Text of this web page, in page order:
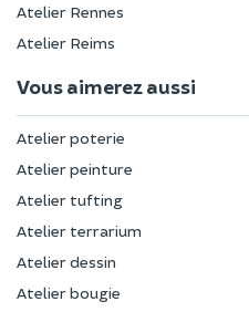
Atelier Rennes
Atelier Reims
Vous aimerez aussi
Atelier poterie
Atelier peinture
Atelier tufting
Atelier terrarium
Atelier dessin
Atelier bougie